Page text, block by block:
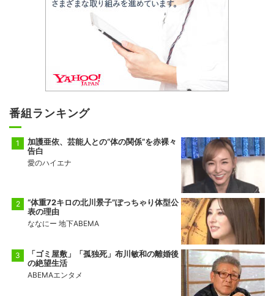
番組ランキング
加護亜依、芸能人との“体の関係”を赤裸々
告白
愛のハイエナ
“体重72キロの北川景子”ぽっちゃり体型公
表の理由
ななにー 地下ABEMA
「ゴミ屋敷」「孤独死」布川敏和の離婚後
の絶望生活
ABEMAエンタメ